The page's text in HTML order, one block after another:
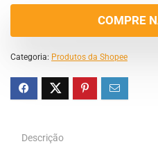
COMPRE
Categoria: Produtos da Shopee
Descrição